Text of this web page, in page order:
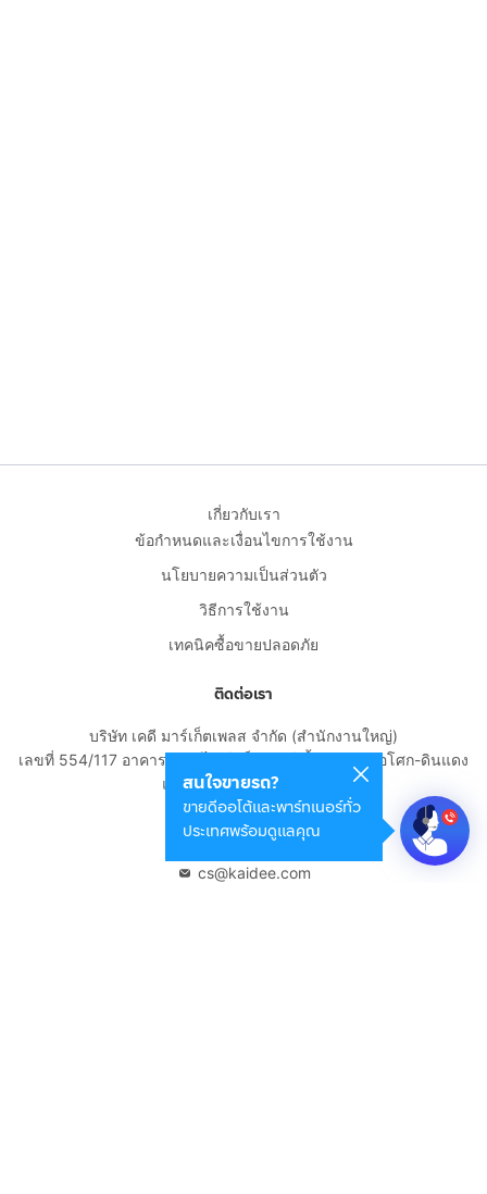
สนใจขายรถ?
ขายดีออโต้และพาร์ทเนอร์ทั่ว
ประเทศพร้อมดูแลคุณ
เกี่ยวกับเรา
ข้อกำหนดและเงื่อนไขการใช้งาน
นโยบายความเป็นส่วนตัว
วิธีการใช้งาน
เทคนิคซื้อขายปลอดภัย
ติดต่อเรา
บริษัท เคดี มาร์เก็ตเพลส จำกัด (สำนักงานใหญ่)
เลขที่ 554/117 อาคารสกายไนน์ เซ็นเตอร์ ชั้น 22 ถนนอโศก-ดินแดง
แขวงดินแดง เขตดินแดง
กรุงเทพมหานคร 10400
cs@kaidee.com